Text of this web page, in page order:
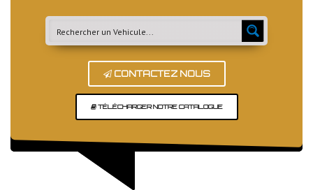
CONTACTEZ NOUS
TÉLÉCHARGER NOTRE CATALOGUE